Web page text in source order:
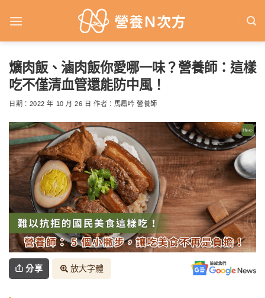
爌肉飯、滷肉飯你愛哪一味？營養師：這樣
吃不僅清血管還能防中風！
日期： 2022 年 10 月 26 日 作者： 馬鳳吟 營養師
分享 放大字體